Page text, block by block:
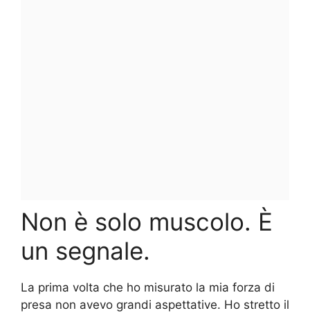
Non è solo muscolo. È
un segnale.
La prima volta che ho misurato la mia forza di
presa non avevo grandi aspettative. Ho stretto il